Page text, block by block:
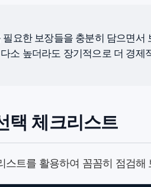
요한 보장들을 충분히 담으면서
소 높더라도 장기적으로 더 경제
택 체크리스트
스트를 활용하여 꼼꼼히 점검해